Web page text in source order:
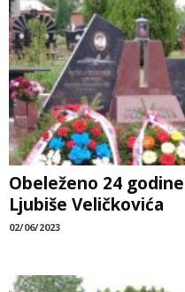
Obeleženo 24
Ljubiše Veličkovića
02/06/2023